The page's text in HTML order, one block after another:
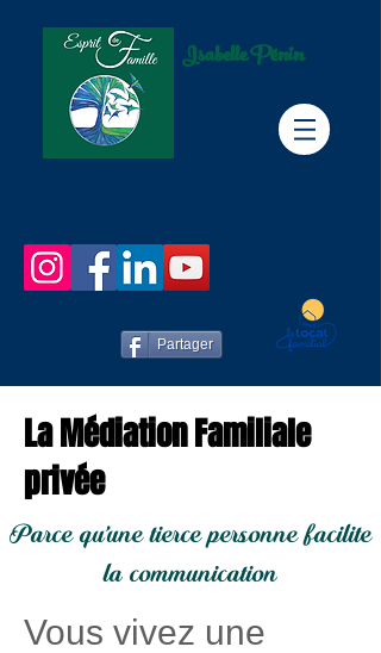
Isabelle Pénin
Partager
La Médiation Familiale
privée
Parce qu'une tierce personne facilite
la communication
Vous vivez une